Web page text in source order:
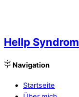
Hellp Syndrom
Navigation
Startseite